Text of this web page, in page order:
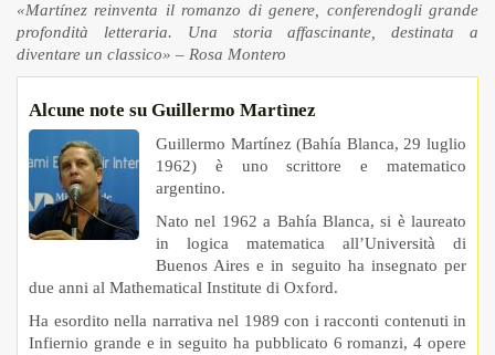
«Martínez reinventa il romanzo di genere, conferendogli grande
profondità letteraria. Una storia affascinante, destinata a
diventare un classico» – Rosa Montero
Alcune note su Guillermo Martìnez
Guillermo Martínez (Bahía Blanca, 29 luglio
1962) è uno scrittore e matematico
argentino.
Nato nel 1962 a Bahía Blanca, si è laureato
in logica matematica all’Università di
Buenos Aires e in seguito ha insegnato per
due anni al Mathematical Institute di Oxford.
Ha esordito nella narrativa nel 1989 con i racconti contenuti in
Infiernio grande e in seguito ha pubblicato 6 romanzi, 4 opere